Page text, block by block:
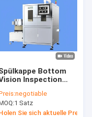
Bottom
Inspection
negotiable
1 Satz
Sie sich aktuelle Preis